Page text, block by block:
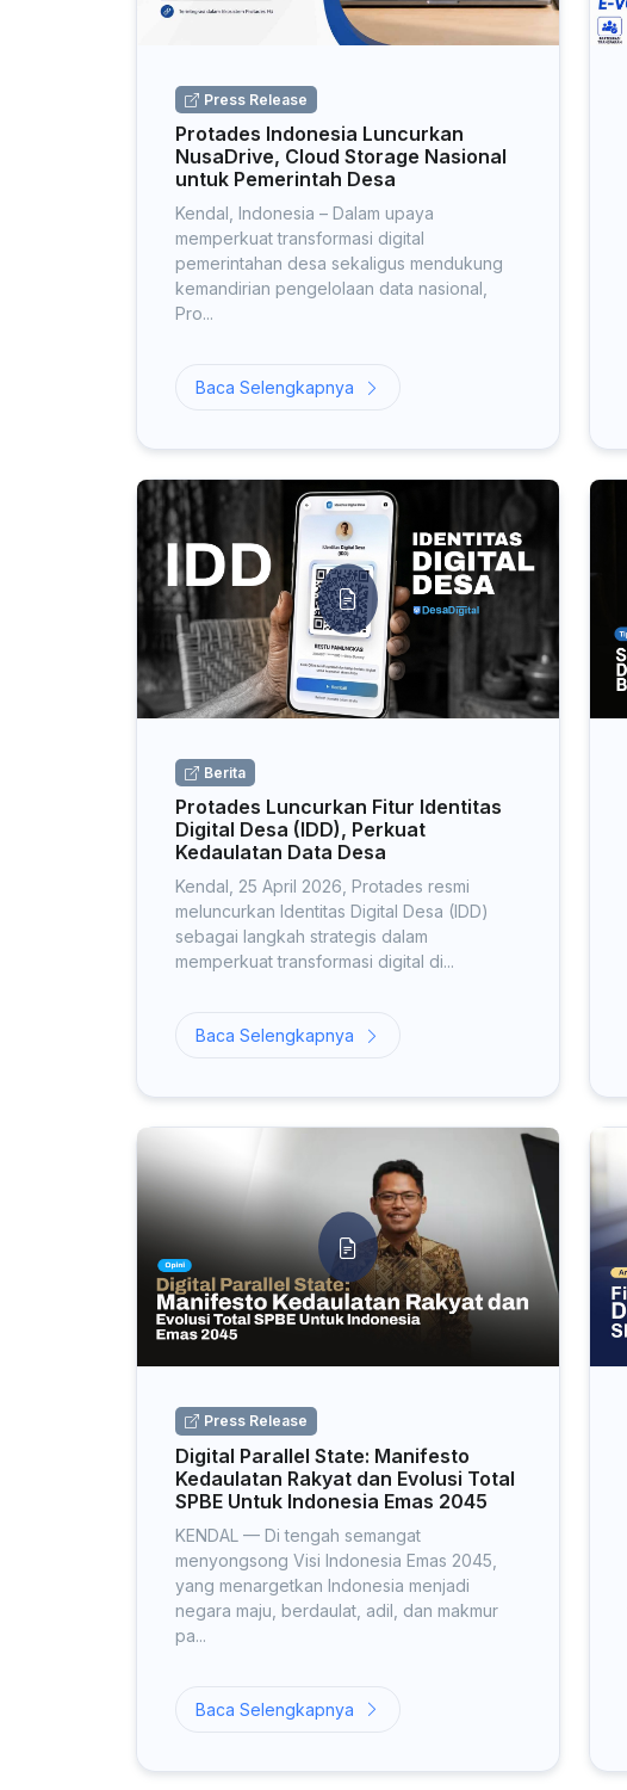
Press Release
Protades Indonesia Luncurkan
NusaDrive, Cloud Storage Nasional
untuk Pemerintah Desa
Kendal, Indonesia – Dalam upaya
memperkuat transformasi digital
pemerintahan desa sekaligus mendukung
kemandirian pengelolaan data nasional,
Pro...
Baca Selengkapnya
Berita
Protades Luncurkan Fitur Identitas
Digital Desa (IDD), Perkuat
Kedaulatan Data Desa
Kendal, 25 April 2026, Protades resmi
meluncurkan Identitas Digital Desa (IDD)
sebagai langkah strategis dalam
memperkuat transformasi digital di...
Baca Selengkapnya
Press Release
Digital Parallel State: Manifesto
Kedaulatan Rakyat dan Evolusi Total
SPBE Untuk Indonesia Emas 2045
KENDAL — Di tengah semangat
menyongsong Visi Indonesia Emas 2045,
yang menargetkan Indonesia menjadi
negara maju, berdaulat, adil, dan makmur
pa...
Baca Selengkapnya